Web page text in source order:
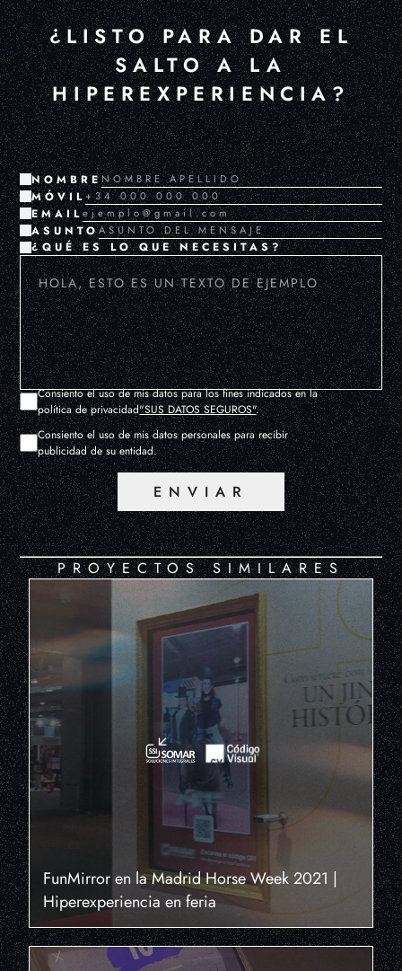
¿LISTO PARA DAR EL
SALTO A LA
HIPEREXPERIENCIA?
NOMBRE
MÓVIL
EMAIL
ASUNTO
¿QUÉ ES LO QUE NECESITAS?
Consiento el uso de mis datos para los fines indicados en la
política de privacidad"SUS DATOS SEGUROS".
Consiento el uso de mis datos personales para recibir
publicidad de su entidad.
ENVIAR
PROYECTOS SIMILARES
FunMirror en la Madrid Horse Week 2021 |
Hiperexperiencia en feria